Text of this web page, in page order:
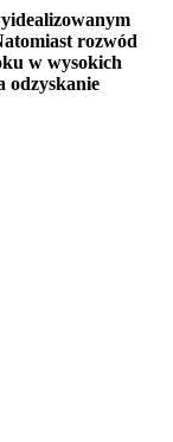
rozwód
w wysokich
odzyskanie